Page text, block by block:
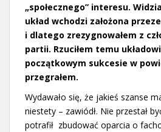
„społecznego” interesu.
układ wchodzi założona
i dlatego zrezygnowałem z
partii. Rzuciłem temu
początkowym sukcesie w
przegrałem.
Wydawało się, że jakieś szanse
niestety – zawiódł. Nie przestał
potrafił zbudować oparcia o